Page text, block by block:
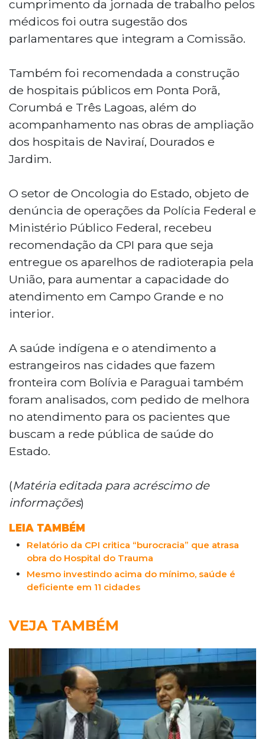
cumprimento da jornada de trabalho pelos
médicos foi outra sugestão dos
parlamentares que integram a Comissão.
Também foi recomendada a construção
de hospitais públicos em Ponta Porã,
Corumbá e Três Lagoas, além do
acompanhamento nas obras de ampliação
dos hospitais de Naviraí, Dourados e
Jardim.
O setor de Oncologia do Estado, objeto de
denúncia de operações da Polícia Federal e
Ministério Público Federal, recebeu
recomendação da CPI para que seja
entregue os aparelhos de radioterapia pela
União, para aumentar a capacidade do
atendimento em Campo Grande e no
interior.
A saúde indígena e o atendimento a
estrangeiros nas cidades que fazem
fronteira com Bolívia e Paraguai também
foram analisados, com pedido de melhora
no atendimento para os pacientes que
buscam a rede pública de saúde do
Estado.
(Matéria editada para acréscimo de
informações)
LEIA TAMBÉM
Relatório da CPI critica “burocracia” que atrasa
obra do Hospital do Trauma
Mesmo investindo acima do mínimo, saúde é
deficiente em 11 cidades
VEJA TAMBÉM